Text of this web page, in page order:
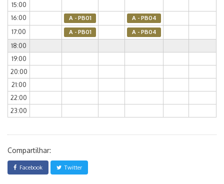
15:00
16:00
A - PB01 A - PB04
17:00 A - PB01 A - PB04
18:00
19:00
20:00
21:00
22:00
23:00
Compartilhar:
Facebook Twitter